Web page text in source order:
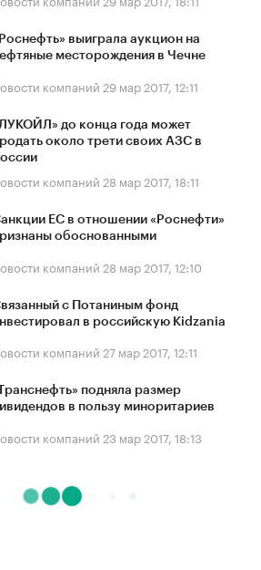
выиграла аукцион на
месторождения в Чечне
компаний 29 мар 2017, 12:11
до конца года может
около трети своих АЗС в
компаний 28 мар 2017, 18:11
ЕС в отношении «Роснефти»
обоснованными
компаний 28 мар 2017, 12:10
с Потаниным фонд
в российскую Kidzania
компаний 27 мар 2017, 12:11
подняла размер
в пользу миноритариев
компаний 23 мар 2017, 18:13